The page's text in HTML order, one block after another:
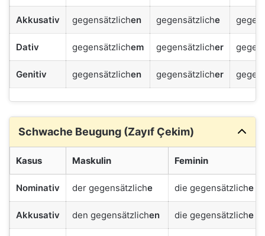
Akkusativ gegensätzlichen gegensätzliche
Dativ gegensätzlichem gegensätzlicher
Genitiv gegensätzlichen gegensätzlicher
Schwache Beugung (Zayıf Çekim)
Kasus Maskulin Feminin
Nominativ der gegensätzliche die gegensätzliche
Akkusativ den gegensätzlichen die gegensätzliche